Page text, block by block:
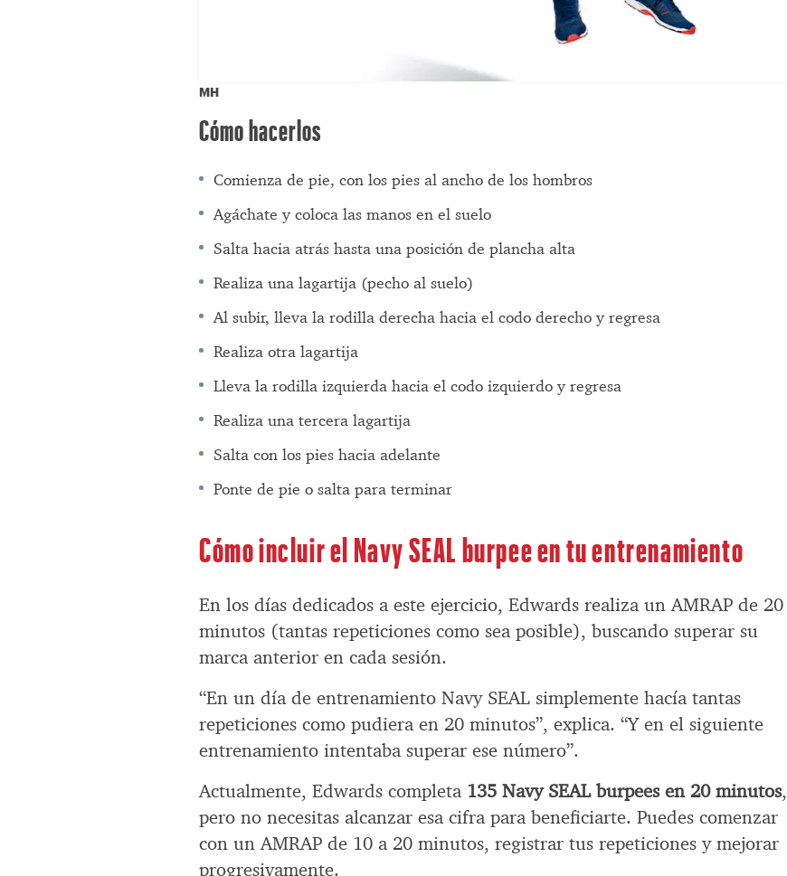
MH
Cómo hacerlos
Comienza de pie, con los pies al ancho de los hombros
Agáchate y coloca las manos en el suelo
Salta hacia atrás hasta una posición de plancha alta
Realiza una lagartija (pecho al suelo)
Al subir, lleva la rodilla derecha hacia el codo derecho y regresa
Realiza otra lagartija
Lleva la rodilla izquierda hacia el codo izquierdo y regresa
Realiza una tercera lagartija
Salta con los pies hacia adelante
Ponte de pie o salta para terminar
Cómo incluir el Navy SEAL burpee en tu entrenamiento
En los días dedicados a este ejercicio, Edwards realiza un AMRAP de 20
minutos (tantas repeticiones como sea posible), buscando superar su
marca anterior en cada sesión.
“En un día de entrenamiento Navy SEAL simplemente hacía tantas
repeticiones como pudiera en 20 minutos”, explica. “Y en el siguiente
entrenamiento intentaba superar ese número”.
Actualmente, Edwards completa 135 Navy SEAL burpees en 20 minutos,
pero no necesitas alcanzar esa cifra para beneficiarte. Puedes comenzar
con un AMRAP de 10 a 20 minutos, registrar tus repeticiones y mejorar
progresivamente.